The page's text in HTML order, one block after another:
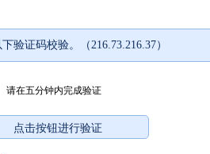
验证码校验。（216.73.216.37）
请在五分钟内完成验证